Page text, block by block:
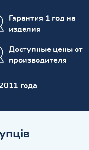
Гарантия 1 год на
изделия
Доступные цены от
производителя
года